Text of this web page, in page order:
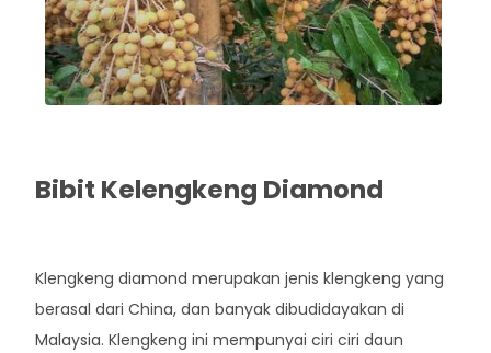
Bibit Kelengkeng Diamond
Klengkeng diamond merupakan jenis klengkeng yang
berasal dari China, dan banyak dibudidayakan di
Malaysia. Klengkeng ini mempunyai ciri ciri daun